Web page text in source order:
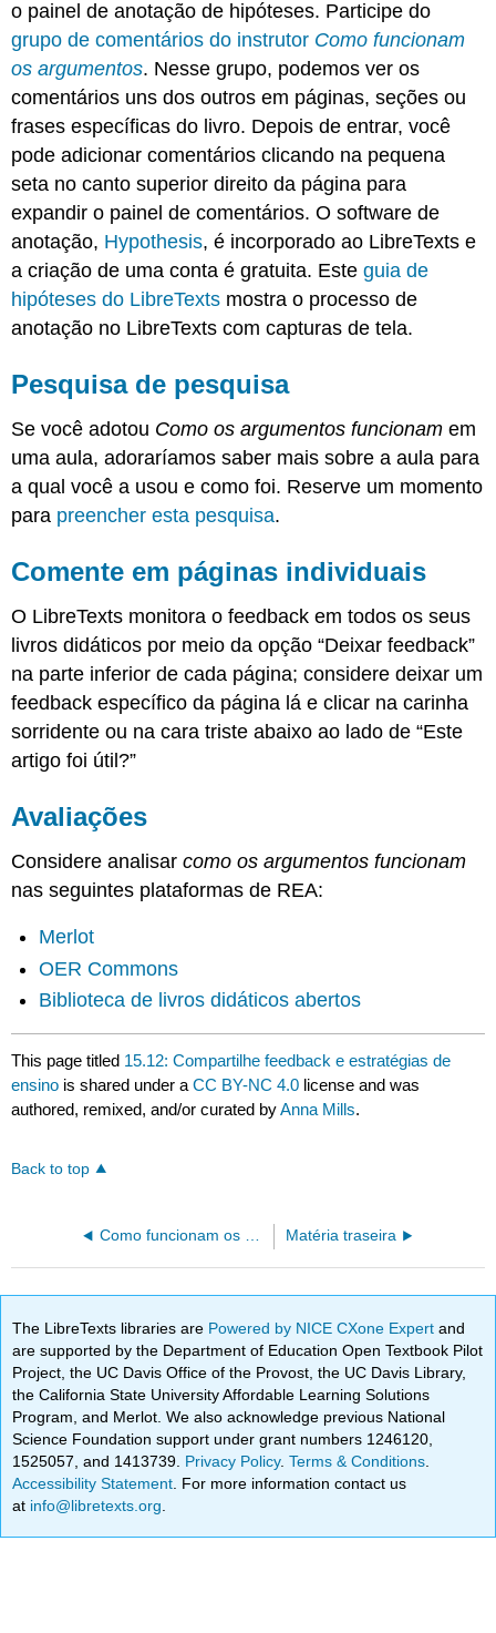
o painel de anotação de hipóteses. Participe do
grupo de comentários do instrutor Como funcionam
os argumentos. Nesse grupo, podemos ver os
comentários uns dos outros em páginas, seções ou
frases específicas do livro. Depois de entrar, você
pode adicionar comentários clicando na pequena
seta no canto superior direito da página para
expandir o painel de comentários. O software de
anotação, Hypothesis, é incorporado ao LibreTexts e
a criação de uma conta é gratuita. Esteguia de
hipóteses do LibreTexts mostra o processo de
anotação no LibreTexts com capturas de tela.
Pesquisa de pesquisa
Se você adotou Como os argumentos funcionam em
uma aula, adoraríamos saber mais sobre a aula para
a qual você a usou e como foi. Reserve um momento
para preencher esta pesquisa.
Comente em páginas individuais
O LibreTexts monitora o feedback em todos os seus
livros didáticos por meio da opção “Deixar feedback”
na parte inferior de cada página; considere deixar um
feedback específico da página lá e clicar na carinha
sorridente ou na cara triste abaixo ao lado de “Este
artigo foi útil?”
Avaliações
Considere analisarcomo os argumentos funcionam
nas seguintes plataformas de REA:
Merlot
OER Commons
Biblioteca de livros didáticos abertos
This page titled 15.12: Compartilhe feedback e estratégias de
ensino is shared under aCC BY-NC 4.0 license and was
authored, remixed, and/or curated byAnna Mills.
Back to top
Matéria traseira
The LibreTexts libraries are Powered by NICE CXone Expertand
are supported by the Department of Education Open Textbook Pilot
Project, the UC Davis Office of the Provost, the UC Davis Library,
the California State University Affordable Learning Solutions
Program, and Merlot. We also acknowledge previous National
Science Foundation support under grant numbers 1246120,
1525057, and 1413739. Privacy Policy.Terms & Conditions
Accessibility Statement . For more information contact us
at info@libretexts.org